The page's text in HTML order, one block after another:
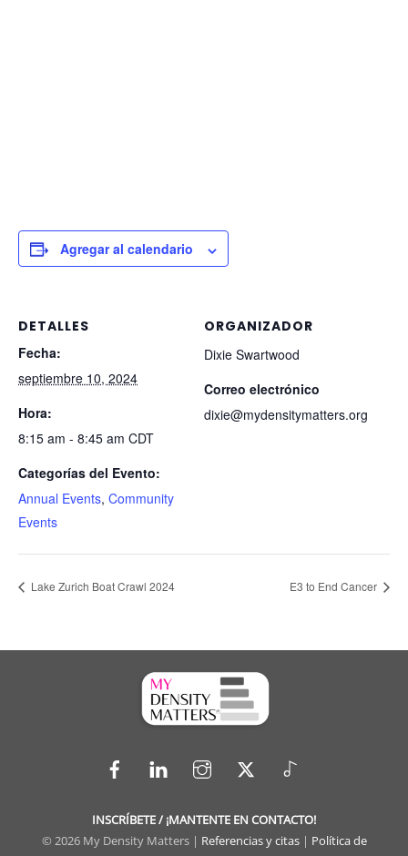
Agregar al calendario
DETALLES
Fecha:
septiembre 10, 2024
Hora:
8:15 am - 8:45 am CDT
Categorías del Evento:
Annual Events, Community
Events
ORGANIZADOR
Dixie Swartwood
Correo electrónico
dixie@mydensitymatters.org
Lake Zurich Boat Crawl 2024 E3 to End Cancer
Facebook LinkedIn
INSCRÍBETE / ¡MANTENTE EN CONTACTO!
© 2026 My Density Matters | Referencias y citas| Política de